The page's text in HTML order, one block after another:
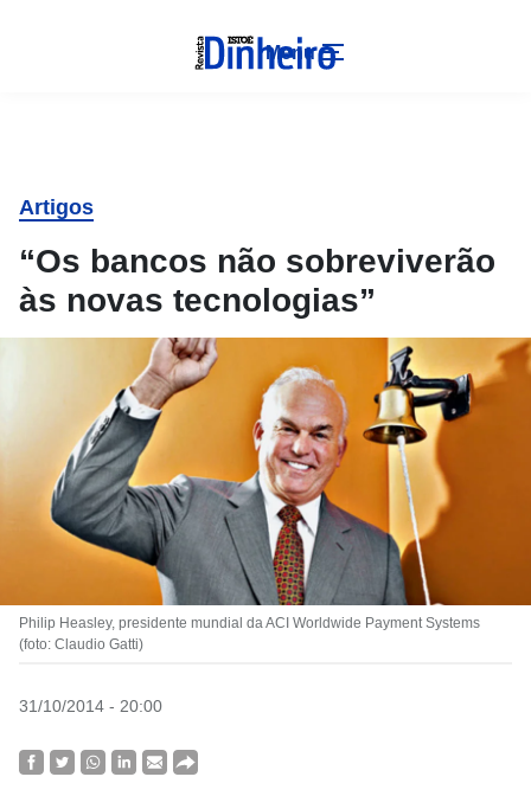
Menu
Artigos
“Os bancos não sobreviverão
às novas tecnologias”
Philip Heasley, presidente mundial da ACI Worldwide Payment Systems
(foto: Claudio Gatti)
31/10/2014 - 20:00